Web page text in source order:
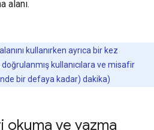
alanı.
kullanırken ayrıca bir kez
kullanıcılara ve misafir
bir defaya kadar) dakika)
okuma ve yazma